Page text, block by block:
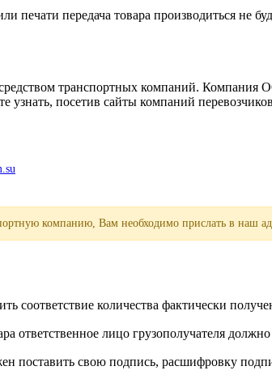
печати передача товара производиться не
транспортных компаний.
узнать, посетив сайты компаний
компанию, Вам необходимо прислать в наш
соответствие количества фактически
ответственное лицо грузополучателя
поставить свою подпись, расшифровку